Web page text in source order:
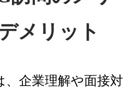
メリット
、企業理解や面接対